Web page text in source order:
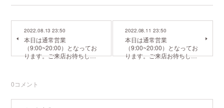
2022.08.13 23:50
本日は通常営業
（9:00~20:00）となってお
ります。ご来店お待ちし…
2022.08.11 23:50
本日は通常営業
（9:00~20:00）となってお
ります。ご来店お待ちし…
0コメント